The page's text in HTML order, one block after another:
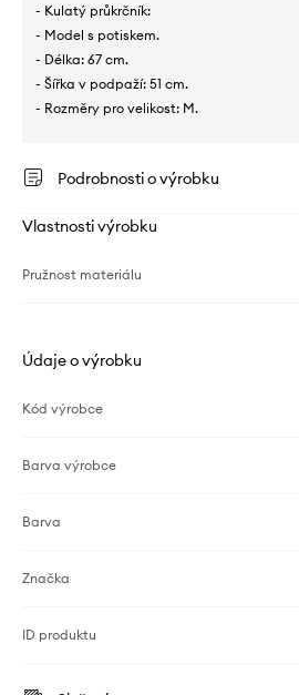
- Kulatý průkrčník:
- Model s potiskem.
- Délka: 67 cm.
- Šířka v podpaží: 51 cm.
- Rozměry pro velikost: M.
Podrobnosti o výrobku
Vlastnosti výrobku
Pružnost materiálu
Údaje o výrobku
Kód výrobce
Barva výrobce
Barva
Značka
ID produktu